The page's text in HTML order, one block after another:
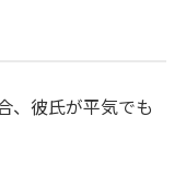
、彼氏が平気でも